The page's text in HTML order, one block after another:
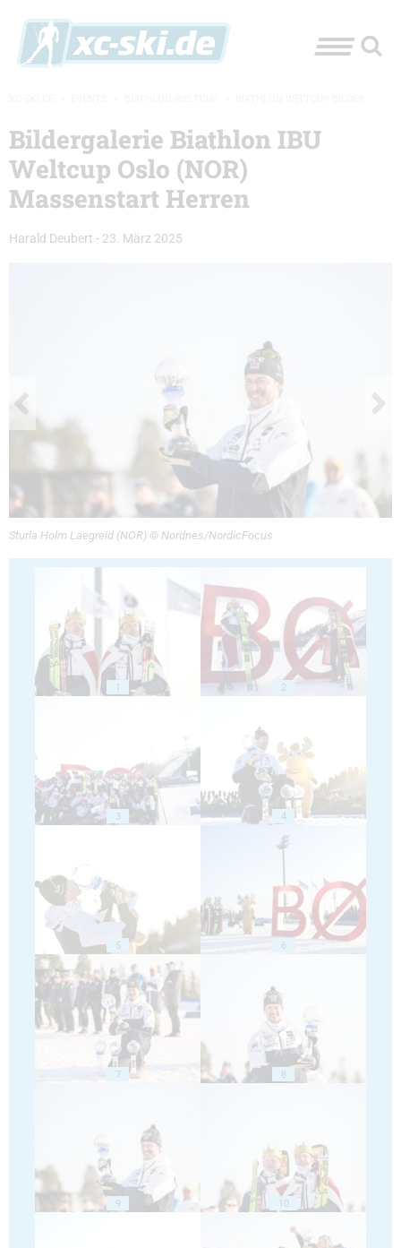
Bildergalerie Biathlon IBU
Weltcup Oslo (NOR)
Massenstart Herren
Harald Deubert - 23. März 2025
Sturla Holm Laegreid (NOR) © Nordnes/NordicFocus
1 2
3 4
5 6
7 8
9 10